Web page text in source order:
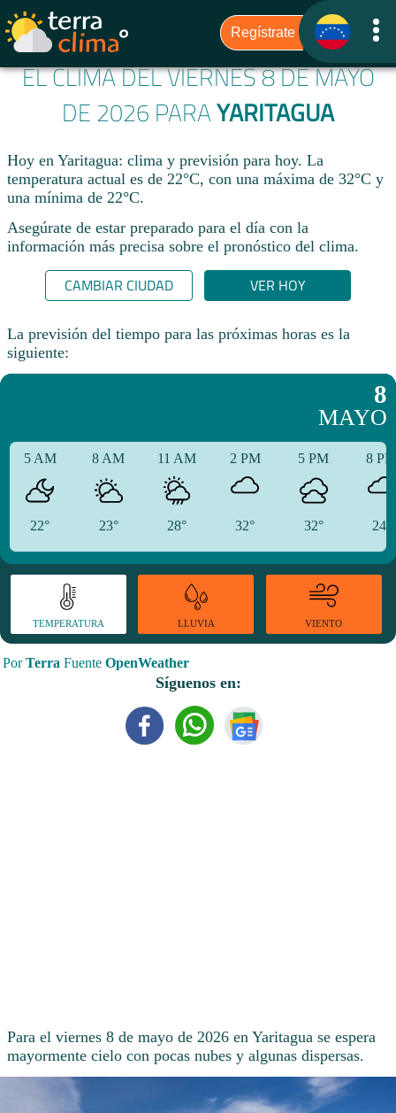
EL CLIMA DEL VIERNES 8 DE MAYO
DE 2026 PARAYARITAGUA
Hoy en Yaritagua: clima y previsión para hoy. La
temperatura actual es de 22°C, con una máxima de 32°C y
una mínima de 22°C.​
Asegúrate de estar preparado para el día con la
información más precisa sobre el pronóstico del clima.
CAMBIAR CIUDAD VER HOY
La previsión del tiempo para las próximas horas es la
siguiente:
8
MAYO
5 AM
22°
8 AM
23°
11 AM
28°
2 PM
32°
5 PM
32°
8
24°
TEMPERATURA LLUVIA VIENTO
PorTerra Fuente OpenWeather
Síguenos en:
Para el viernes 8 de mayo de 2026 en Yaritagua se espera
mayormente cielo con pocas nubes y algunas dispersas.